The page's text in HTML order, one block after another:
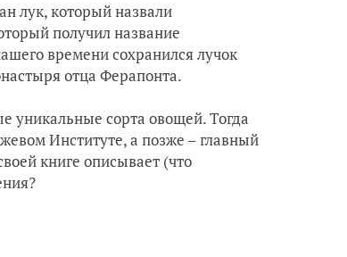
лук, который назвали
получил название
времени сохранился лучок
отца Ферапонта.
уникальные сорта овощей. Тогда
Институте, а позже – главный
книге описывает (что